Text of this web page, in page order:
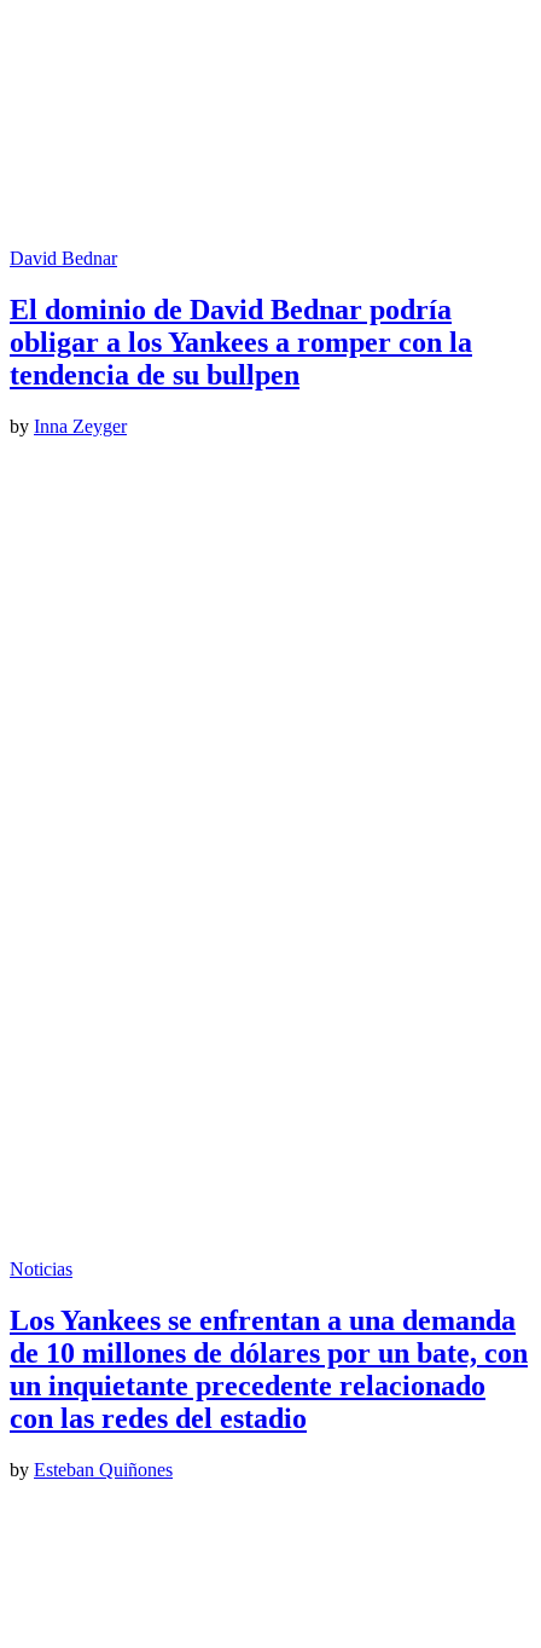
David Bednar
El dominio de David Bednar podría
obligar a los Yankees a romper con la
tendencia de su bullpen
by Inna Zeyger
Noticias
Los Yankees se enfrentan a una demanda
de 10 millones de dólares por un bate, con
un inquietante precedente relacionado
con las redes del estadio
by Esteban Quiñones